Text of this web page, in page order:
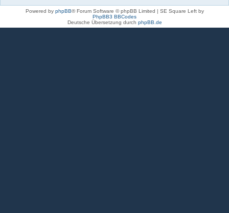
Powered by phpBB® Forum Software © phpBB Limited | SE Square Left by
PhpBB3 BBCodes
Deutsche Übersetzung durch phpBB.de